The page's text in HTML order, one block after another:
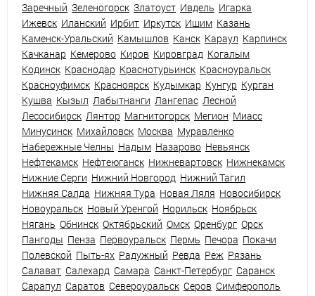
Заречный Зеленогорск Златоуст Ивдель Игарка
Ижевск Иланский Ирбит Иркутск Ишим Казань
Каменск-Уральский Камышлов Канск Караул Карпинск
Качканар Кемерово Киров Кировград Когалым
Кодинск Краснодар Краснотурьинск Красноуральск
Красноуфимск Красноярск Кудымкар Кунгур Курган
Кушва Кызыл Лабытнанги Лангепас Лесной
Лесосибирск Лянтор Магнитогорск Мегион Миасс
Минусинск Михайловск Москва Муравленко
Набережные Челны Надым Назарово Невьянск
Нефтекамск Нефтеюганск Нижневартовск Нижнекамск
Нижние Серги Нижний Новгород Нижний Тагил
Нижняя Салда Нижняя Тура Новая Ляля Новосибирск
Новоуральск Новый Уренгой Норильск Ноябрьск
Нягань Обнинск Октябрьский Омск Оренбург Орск
Пангоды Пенза Первоуральск Пермь Печора Покачи
Полевской Пыть-ях Радужный Ревда Реж Рязань
Салават Салехард Самара Санкт-Петербург Саранск
Сарапул Саратов Североуральск Серов Симферополь